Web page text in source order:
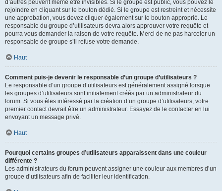
d’autres peuvent même être invisibles. Si le groupe est public, vous pouvez le
rejoindre en cliquant sur le bouton dédié. Si le groupe est restreint et nécessite
une approbation, vous devez cliquer également sur le bouton approprié. Le
responsable du groupe d’utilisateurs devra alors approuver votre requête et
pourra vous demander la raison de votre requête. Merci de ne pas harceler un
responsable de groupe s’il refuse votre demande.
Haut
Comment puis-je devenir le responsable d’un groupe d’utilisateurs ?
Le responsable d’un groupe d’utilisateurs est généralement assigné lorsque
les groupes d’utilisateurs sont initialement créés par un administrateur du
forum. Si vous êtes intéressé par la création d’un groupe d’utilisateurs, votre
premier contact devrait être un administrateur. Essayez de le contacter en lui
envoyant un message privé.
Haut
Pourquoi certains groupes d’utilisateurs apparaissent dans une couleur
différente ?
Les administrateurs du forum peuvent assigner une couleur aux membres d’un
groupe d’utilisateurs afin de faciliter leur identification.